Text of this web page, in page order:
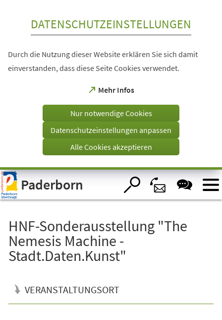
Visuelle
Assistenzsoftware
öffnen.
DATENSCHUTZEINSTELLUNGEN
Durch die Nutzung dieser Website erklären Sie sich damit
einverstanden, dass diese Seite Cookies verwendet.
Mehr Infos
(Öffnet
einem
Tab)
Nur notwendige Cookies
Datenschutzeinstellungen anpassen
Alle Cookies akzeptieren
Paderborn
HNF-Sonderausstellung "The
Nemesis Machine -
Stadt.Daten.Kunst"
VERANSTALTUNGSORT